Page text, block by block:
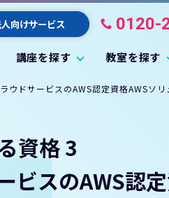
講座を探す 教室を探す
向けサービス 0120-
ドサービスのAWS認定資格AWSソ
資格 3
ビスのAWS認